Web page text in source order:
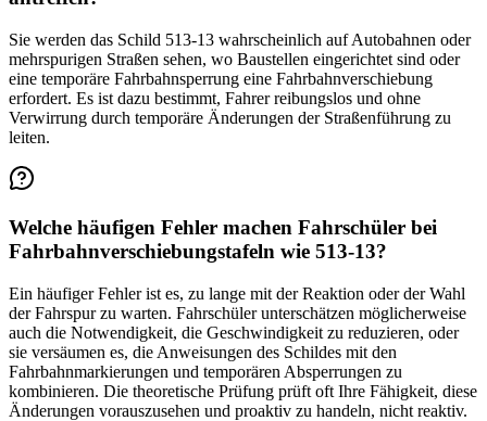
Sie werden das Schild 513-13 wahrscheinlich auf Autobahnen oder
mehrspurigen Straßen sehen, wo Baustellen eingerichtet sind oder
eine temporäre Fahrbahnsperrung eine Fahrbahnverschiebung
erfordert. Es ist dazu bestimmt, Fahrer reibungslos und ohne
Verwirrung durch temporäre Änderungen der Straßenführung zu
leiten.
Welche häufigen Fehler machen Fahrschüler bei
Fahrbahnverschiebungstafeln wie 513-13?
Ein häufiger Fehler ist es, zu lange mit der Reaktion oder der Wahl
der Fahrspur zu warten. Fahrschüler unterschätzen möglicherweise
auch die Notwendigkeit, die Geschwindigkeit zu reduzieren, oder
sie versäumen es, die Anweisungen des Schildes mit den
Fahrbahnmarkierungen und temporären Absperrungen zu
kombinieren. Die theoretische Prüfung prüft oft Ihre Fähigkeit, diese
Änderungen vorauszusehen und proaktiv zu handeln, nicht reaktiv.